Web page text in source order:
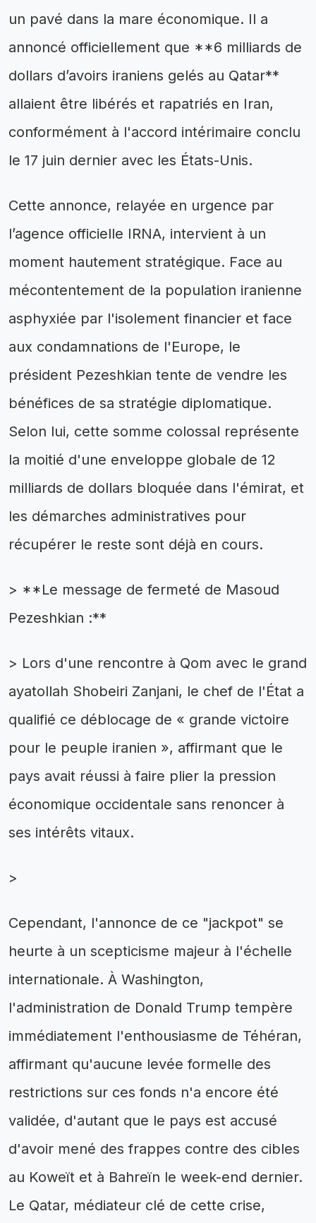
un pavé dans la mare économique. Il a
annoncé officiellement que **6 milliards de
dollars d’avoirs iraniens gelés au Qatar**
allaient être libérés et rapatriés en Iran,
conformément à l'accord intérimaire conclu
le 17 juin dernier avec les États-Unis.
Cette annonce, relayée en urgence par
l’agence officielle IRNA, intervient à un
moment hautement stratégique. Face au
mécontentement de la population iranienne
asphyxiée par l'isolement financier et face
aux condamnations de l'Europe, le
président Pezeshkian tente de vendre les
bénéfices de sa stratégie diplomatique.
Selon lui, cette somme colossal représente
la moitié d'une enveloppe globale de 12
milliards de dollars bloquée dans l'émirat, et
les démarches administratives pour
récupérer le reste sont déjà en cours.
> **Le message de fermeté de Masoud
Pezeshkian :**
> Lors d'une rencontre à Qom avec le grand
ayatollah Shobeiri Zanjani, le chef de l'État a
qualifié ce déblocage de « grande victoire
pour le peuple iranien », affirmant que le
pays avait réussi à faire plier la pression
économique occidentale sans renoncer à
ses intérêts vitaux.
>
Cependant, l'annonce de ce "jackpot" se
heurte à un scepticisme majeur à l'échelle
internationale. À Washington,
l'administration de Donald Trump tempère
immédiatement l'enthousiasme de Téhéran,
affirmant qu'aucune levée formelle des
restrictions sur ces fonds n'a encore été
validée, d'autant que le pays est accusé
d'avoir mené des frappes contre des cibles
au Koweït et à Bahreïn le week-end dernier.
Le Qatar, médiateur clé de cette crise,